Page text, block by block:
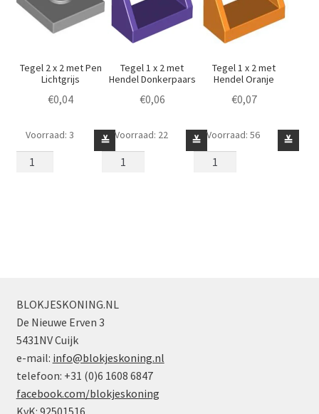
Tegel 2 x 2 met Pen
Lichtgrijs
€0,04
Tegel
2
≚
Voorraad: 3
Tegel 1 x 2 met
Hendel Donkerpaars
€0,06
Tegel
1
≚
Voorraad: 22
Tegel 1 x 2 met
Hendel Oranje
€0,07
Tegel
1
≚
Voorraad: 56
BLOKJESKONING.NL
De Nieuwe Erven 3
5431NV Cuijk
e-mail: info@blokjeskoning.nl
telefoon: +31 (0)6 1608 6847
facebook.com/blokjeskoning